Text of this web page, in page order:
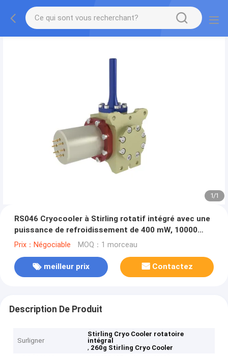
1/1
RS046 Cryocooler à Stirling rotatif intégré avec une
puissance de refroidissement de 400 mW, 10000
heures MTTF et une taille compacte pour un
Prix：Négociable MOQ：1 morceau
meilleur prix Contactez
Description De Produit
Surligner
Stirling Cryo Cooler rotatoire
intégral
, 260g Stirling Cryo Cooler